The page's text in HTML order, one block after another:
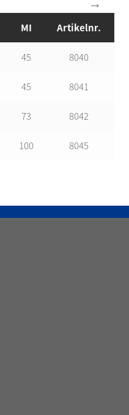
MI Artikelnr.
45 8040
45 8041
73 8042
100 8045